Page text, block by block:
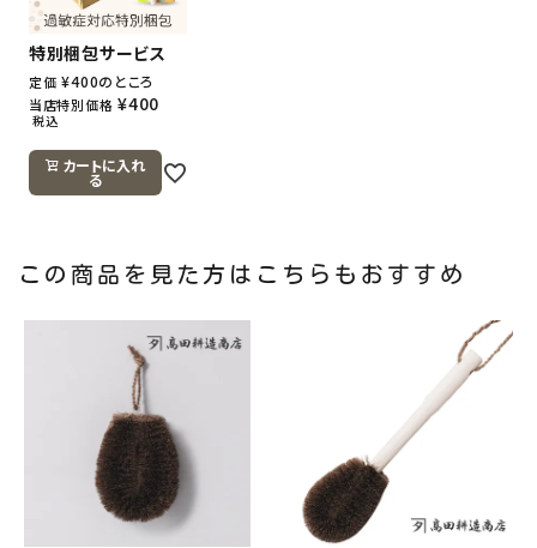
特別梱包サービス
定価 ¥400のところ
当店特別価格 ¥400
税込
カートに入れ
る
この商品を見た方はこちらもおすすめ